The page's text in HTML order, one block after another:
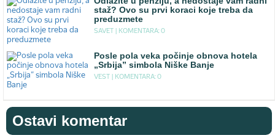
staž? Ovo su prvi koraci koje treba da
preduzmete
SAVET | KOMENTARA: 0
Posle pola veka počinje obnova hotela
„Srbija” simbola Niške Banje
VEST | KOMENTARA: 0
Ostavi komentar